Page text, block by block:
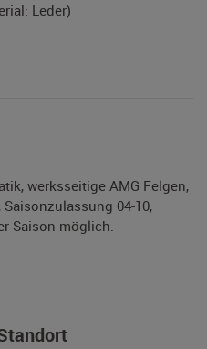
Leder)
werksseitige AMG Felgen,
04-10,
Saison möglich.